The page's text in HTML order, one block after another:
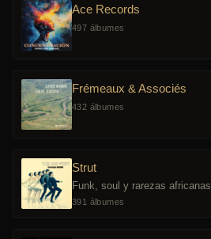
Ace Records
497 álbumes
Frémeaux & Associés
432 álbumes
Strut
Funk, soul y rarezas africanas
391 álbumes